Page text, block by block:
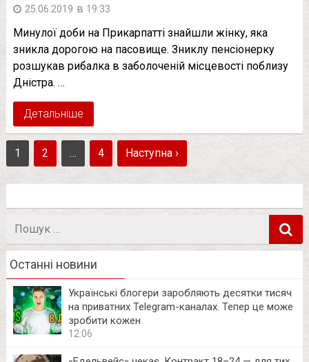
25.06.2019 в 19:33
Минулої доби на Прикарпатті знайшли жінку, яка
зникла дорогою на пасовище. Зниклу пенсіонерку
розшукав рибалка в заболоченій місцевості поблизу
Дністра. …
Детальніше
1 2 … 4 Наступна ›
Пошук
Останні новини
Українські блогери заробляють десятки тисяч
на приватних Telegram-каналах. Тепер це може
зробити кожен
12:06